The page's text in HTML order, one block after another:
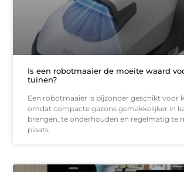
Is een robotmaaier de moeite waard
tuinen?
Een robotmaaier is bijzonder geschikt voor
omdat compacte gazons gemakkelijker in
brengen, te onderhouden en regelmatig te
plaats